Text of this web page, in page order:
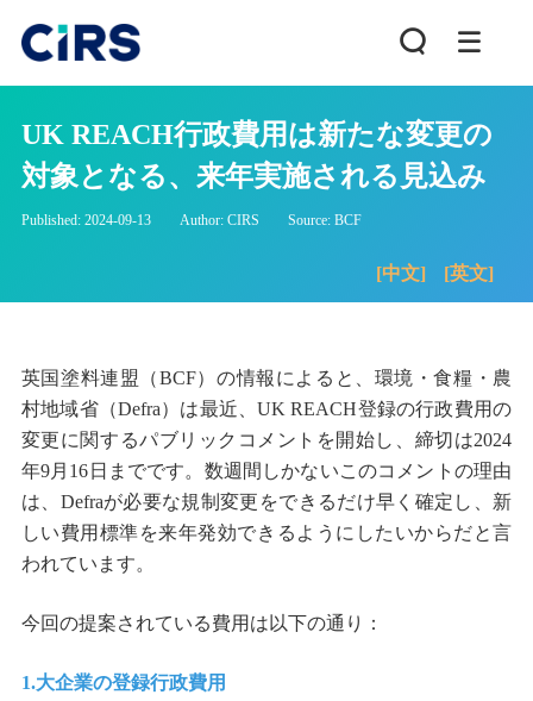
UK REACH行政費用は新たな変更の
対象となる、来年実施される見込み
Published: 2024-09-13 Author: CIRS Source: BCF
[中文] [英文]
英国塗料連盟（BCF）の情報によると、環境・食糧・農
村地域省（Defra）は最近、UK REACH登録の行政費用の
変更に関するパブリックコメントを開始し、締切は2024
年9月16日までです。数週間しかないこのコメントの理由
は、Defraが必要な規制変更をできるだけ早く確定し、新
しい費用標準を来年発効できるようにしたいからだと言
われています。
今回の提案されている費用は以下の通り：
1.大企業の登録行政費用